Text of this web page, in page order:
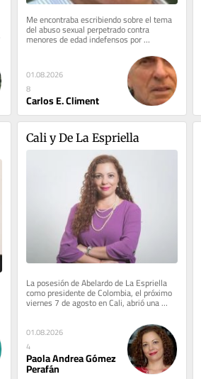
Me encontraba escribiendo sobre el tema
del abuso sexual perpetrado contra
menores de edad indefensos por
familiares adultos, cuando por...
01.08.2026
8
Carlos E. Climent
Cali y De La Espriella
La posesión de Abelardo de La Espriella
como presidente de Colombia, el próximo
viernes 7 de agosto en Cali, abrió una
conversación que va más...
01.08.2026
4
Paola Andrea Gómez
Perafán